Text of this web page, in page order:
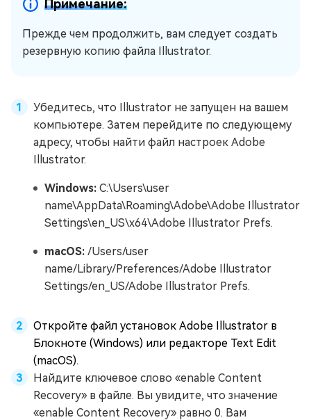
Примечание:
Прежде чем продолжить, вам следует создать
резервную копию файла Illustrator.
Убедитесь, что Illustrator не запущен на вашем
компьютере. Затем перейдите по следующему
адресу, чтобы найти файл настроек Adobe
Illustrator.
Windows: C:\Users\user
name\AppData\Roaming\Adobe\Adobe Illustrator
Settings\en_US\x64\Adobe Illustrator Prefs.
macOS: /Users/user
name/Library/Preferences/Adobe Illustrator
Settings/en_US/Adobe Illustrator Prefs.
Откройте файл установок Adobe Illustrator в
Блокноте (Windows) или редакторе Text Edit
(macOS).
Найдите ключевое слово «enable Content
Recovery» в файле. Вы увидите, что значение
«enable Content Recovery» равно 0. Вам